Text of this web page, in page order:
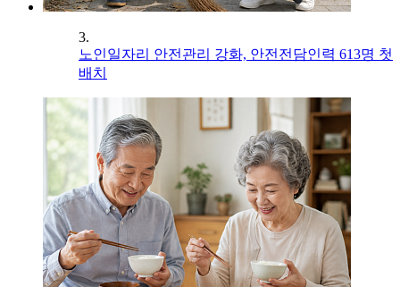
3.
노인일자리 안전관리 강화, 안전전담인력 613명 첫
배치